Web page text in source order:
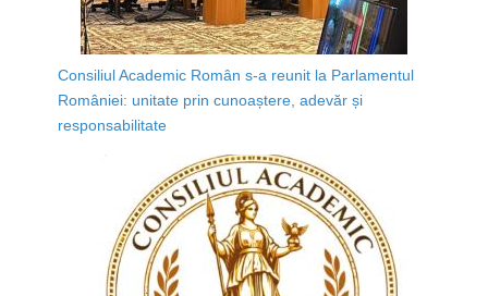
Consiliul Academic Român s-a reunit la Parlamentul
României: unitate prin cunoaștere, adevăr și
responsabilitate